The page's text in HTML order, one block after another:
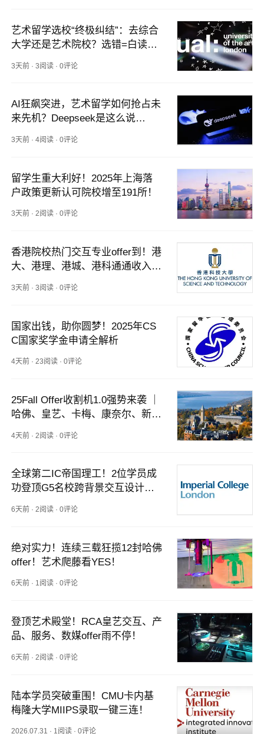
艺术留学选校“终极纠结”：去综合
大学还是艺术院校？选错=白读
3天前 ·3阅读 ·0评论
AI狂飙突进，艺术留学如何抢占未
来先机？Deepseek是这么说
3天前 ·4阅读 ·0评论
留学生重大利好！2025年上海落
户政策更新认可院校增至191所！
3天前 ·2阅读 ·0评论
香港院校热门交互专业offer到！港
大、港理、港城、港科通通收入囊
3天前 ·3阅读 ·0评论
国家出钱，助你圆梦！2025年CS
C国家奖学金申请全解析
4天前 ·23阅读 ·0评论
25Fall Offer收割机1.0强势来袭 ｜
哈佛、皇艺、卡梅、康奈尔、新国
4天前 · 2阅读 ·0评论
全球第二IC帝国理工！2位学员成
功登顶G5名校跨背景交互设计与
6天前 ·2阅读 ·0评论
绝对实力！连续三载狂揽12封哈佛
offer！艺术爬藤看YES！
6天前 · 1阅读 ·0评论
登顶艺术殿堂！RCA皇艺交互、产
品、服务、数媒offer雨不停！
6天前 · 2阅读 ·0评论
陆本学员突破重围！CMU卡内基
梅隆大学MIIPS录取一键三连！
2026.07.31 · 1阅读 ·0评论